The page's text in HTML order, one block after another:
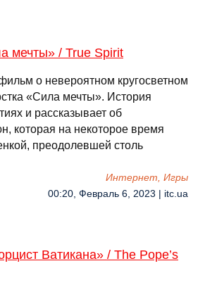
мечты» / True Spirit
о невероятном кругосветном
«Сила мечты». История
и рассказывает об
которая на некоторое время
преодолевшей столь
Интернет, Игры
00:20, Февраль 6, 2023 | itc.ua
Ватикана» / The Pope’s